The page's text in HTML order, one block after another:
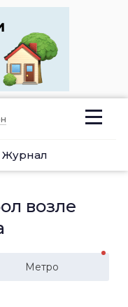
Журнал
возле
Метро